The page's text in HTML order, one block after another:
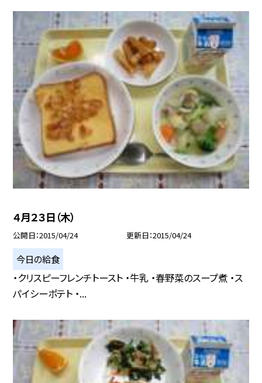
４月２３日（木）
公開日 2015/04/24 更新日 2015/04/24
今日の給食
・クリスピーフレンチトースト ・牛乳 ・春野菜のスープ煮 ・ス
パイシーポテト ・...